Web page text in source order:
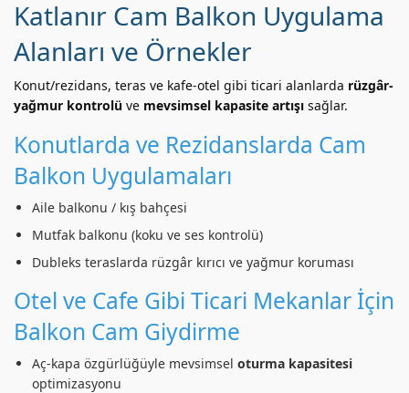
Katlanır Cam Balkon Uygulama
Alanları ve Örnekler
Konut/rezidans, teras ve kafe-otel gibi ticari alanlarda rüzgâr-
yağmur kontrolü ve mevsimsel kapasite artışı sağlar.
Konutlarda ve Rezidanslarda Cam
Balkon Uygulamaları
Aile balkonu / kış bahçesi
Mutfak balkonu (koku ve ses kontrolü)
Dubleks teraslarda rüzgâr kırıcı ve yağmur koruması
Otel ve Cafe Gibi Ticari Mekanlar İçin
Balkon Cam Giydirme
Aç-kapa özgürlüğüyle mevsimsel oturma kapasitesi
optimizasyonu